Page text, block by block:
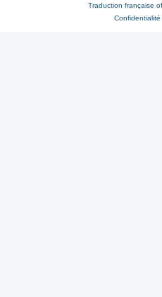
Traduction française
Confidentialité